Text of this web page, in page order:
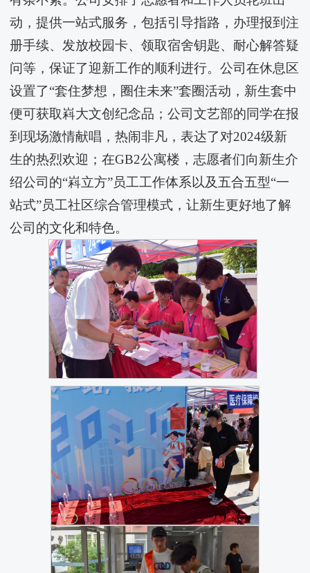
动，提供一站式服务，包括引导指路，办理报到注
册手续、发放校园卡、领取宿舍钥匙、耐心解答疑
问等，保证了迎新工作的顺利进行。公司在休息区
设置了“套住梦想，圈住未来”套圈活动，新生套中
便可获取嵙大文创纪念品；公司文艺部的同学在报
到现场激情献唱，热闹非凡，表达了对2024级新
生的热烈欢迎；在GB2公寓楼，志愿者们向新生介
绍公司的“嵙立方”员工工作体系以及五合五型“一
站式”员工社区综合管理模式，让新生更好地了解
公司的文化和特色。